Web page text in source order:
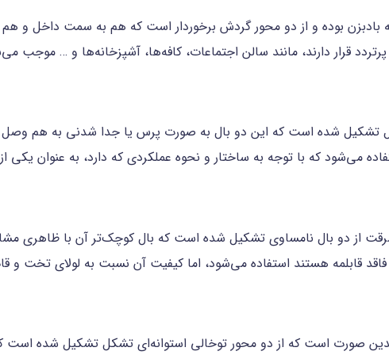
بادبزن بوده و از دو محور گردش برخوردار است که هم به سمت داخل و
قرار دارند، مانند سالن اجتماعات، کافه‌ها، آشپزخانه‌ها و … موجب
بال تشکیل شده است که این دو بال به صورت پرس یا جدا شدنی به هم
می‌شود که با توجه به ساختار و نحوه عملکردی که دارد، به عنوان یکی
از دو بال نامساوی تشکیل شده است که بال کوچک‌تر آن با ظاهری مشابه
قابلمه هستند استفاده می‌شود، اما کیفیت آن نسبت به لولای تخت و
بدین صورت است که از دو محور توخالی استوانه‌ای تشکل تشکیل شده